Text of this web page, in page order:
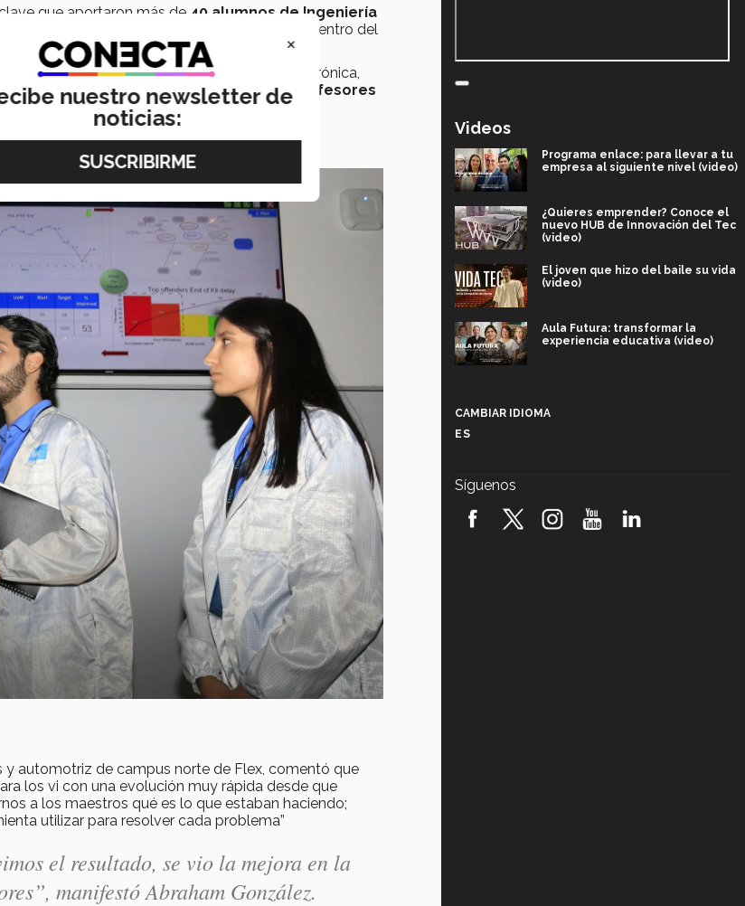
que aportaron más de 40 alumnos de Ingeniería
Guadalajara
al presentar sus propuestas dentro del
para la empresaFlex.
en la parte de plásticos y electrónica,
bajo la orientación académica de14 profesores
áreas de oportunidad con base a la
automotriz de campus norte de Flex, comentó que
los vi con una evolución muy rápida desde que
a los maestros qué es lo que estaban haciendo;
utilizar para resolver cada problema”
el resultado, se vio la mejora en la
manifestó Abraham González.
Videos
Programa enlace: para llevar a tu
empresa al siguiente nivel (video)
¿Quieres emprender? Conoce el
nuevo HUB de Innovación del Tec
(video)
El joven que hizo del baile su vida
(video)
Aula Futura: transformar la
experiencia educativa (video)
robótica FIRST 2026! (video)
CAMBIAR IDIOMA
ES
Síguenos
×
nuestro newsletter de
noticias: